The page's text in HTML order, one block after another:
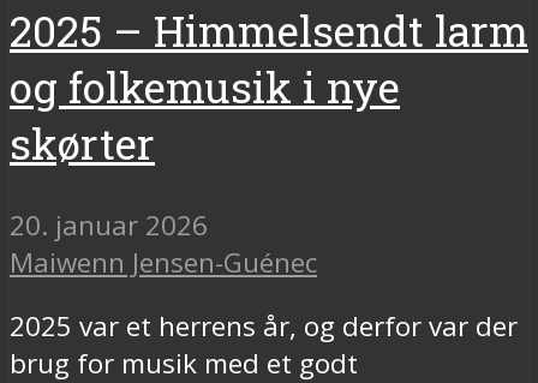
2025 – Himmelsendt larm
og folkemusik i nye
skørter
20. januar 2026
Maiwenn Jensen-Guénec
2025 var et herrens år, og derfor var der
brug for musik med et godt